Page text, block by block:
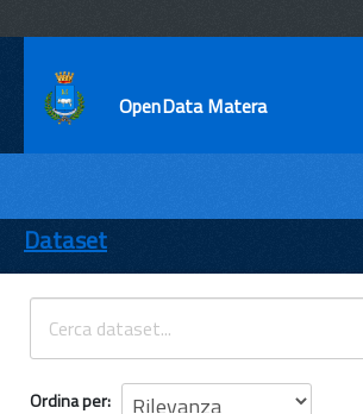
OpenData Matera
ENTI
TEMI
INFORMAZIONI
Dataset
Ordina per